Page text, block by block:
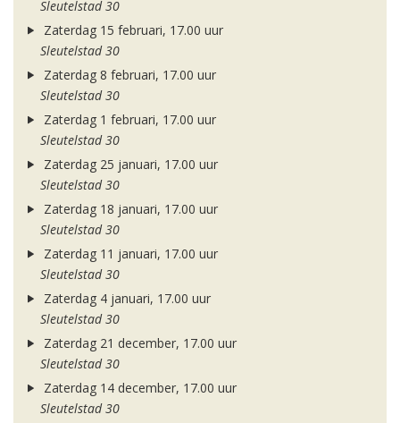
Sleutelstad 30
Zaterdag 15 februari, 17.00 uur
Sleutelstad 30
Zaterdag 8 februari, 17.00 uur
Sleutelstad 30
Zaterdag 1 februari, 17.00 uur
Sleutelstad 30
Zaterdag 25 januari, 17.00 uur
Sleutelstad 30
Zaterdag 18 januari, 17.00 uur
Sleutelstad 30
Zaterdag 11 januari, 17.00 uur
Sleutelstad 30
Zaterdag 4 januari, 17.00 uur
Sleutelstad 30
Zaterdag 21 december, 17.00 uur
Sleutelstad 30
Zaterdag 14 december, 17.00 uur
Sleutelstad 30